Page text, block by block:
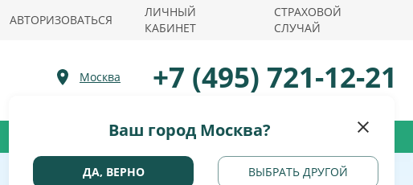
АВТОРИЗОВАТЬСЯ
ЛИЧНЫЙ
КАБИНЕТ
СТРАХОВОЙ
СЛУЧАЙ
Ваш город Москва?
ДА, ВЕРНО ВЫБРАТЬ ДРУГОЙ
Москва +7 (495) 721-12-21